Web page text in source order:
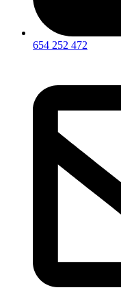
654 252 472